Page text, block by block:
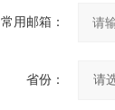
常用邮箱：
省份：